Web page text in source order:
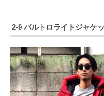
2-9 バルトロライトジャケ